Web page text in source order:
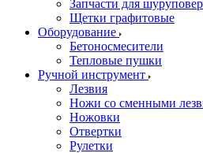
Запчасти для
Щетки графитовые
Оборудование
Бетоносмесители
Тепловые пушки
Ручной инструмент
Лезвия
Ножи со сменными
Ножовки
Отвертки
Рулетки